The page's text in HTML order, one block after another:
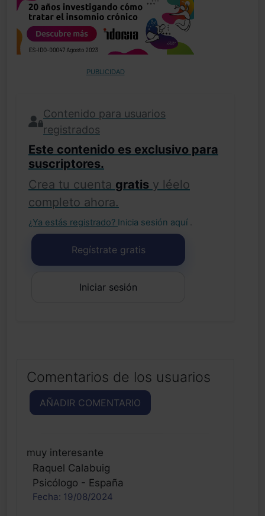
PUBLICIDAD
Contenido para usuarios
registrados
Este contenido es exclusivo para
suscriptores.
Crea tu cuenta gratis y léelo
completo ahora.
¿Ya estás registrado? Inicia sesión aquí .
Regístrate gratis
Iniciar sesión
Comentarios de los usuarios
AÑADIR COMENTARIO
muy interesante
Raquel Calabuig
Psicólogo - España
Fecha: 19/08/2024